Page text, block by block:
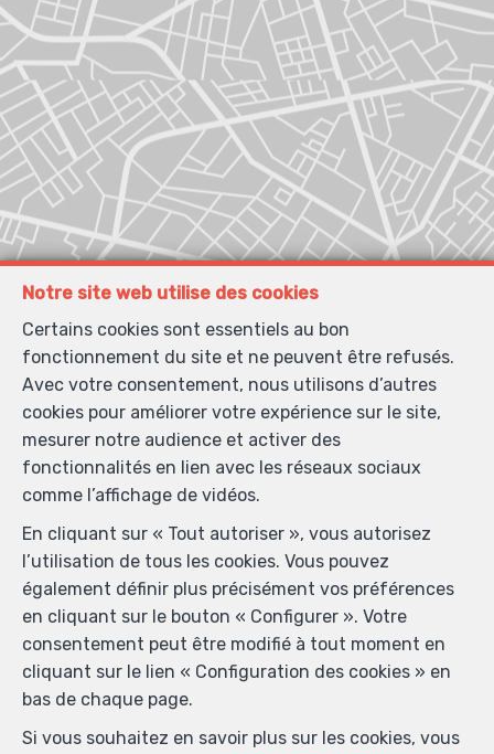
Localiser sur la carte
Notre site web utilise des cookies
Certains cookies sont essentiels au bon
fonctionnement du site et ne peuvent être refusés.
Avec votre consentement, nous utilisons d’autres
cookies pour améliorer votre expérience sur le site,
mesurer notre audience et activer des
fonctionnalités en lien avec les réseaux sociaux
comme l’affichage de vidéos.
En cliquant sur « Tout autoriser », vous autorisez
l’utilisation de tous les cookies. Vous pouvez
également définir plus précisément vos préférences
en cliquant sur le bouton « Configurer ». Votre
consentement peut être modifié à tout moment en
cliquant sur le lien « Configuration des cookies » en
bas de chaque page.
Si vous souhaitez en savoir plus sur les cookies, vous